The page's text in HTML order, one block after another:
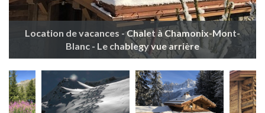
Location de vacances - Chalet à Chamonix-Mont-
Blanc - Le chablegy vue arrière